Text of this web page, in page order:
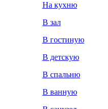
На кухню
В зал
В гостиную
В детскую
В спальню
В ванную